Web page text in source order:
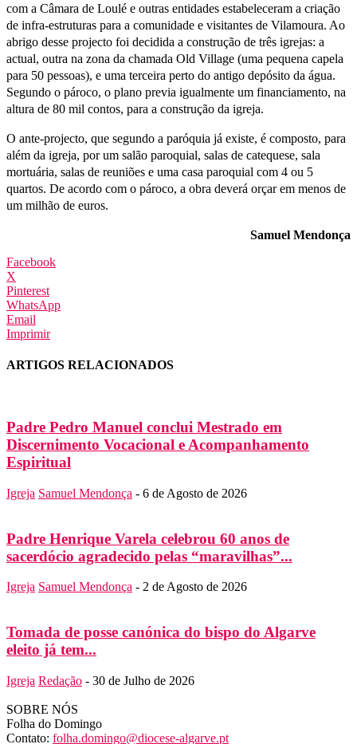
com a Câmara de Loulé e outras entidades estabeleceram a criação
de infra-estruturas para a comunidade e visitantes de Vilamoura. Ao
abrigo desse projecto foi decidida a construção de três igrejas: a
actual, outra na zona da chamada Old Village (uma pequena capela
para 50 pessoas), e uma terceira perto do antigo depósito da água.
Segundo o pároco, o plano previa igualmente um financiamento, na
altura de 80 mil contos, para a construção da igreja.
O ante-projecto, que segundo a paróquia já existe, é composto, para
além da igreja, por um salão paroquial, salas de catequese, sala
mortuária, salas de reuniões e uma casa paroquial com 4 ou 5
quartos. De acordo com o pároco, a obra deverá orçar em menos de
um milhão de euros.
Samuel Mendonça
Facebook
X
Pinterest
WhatsApp
Email
Imprimir
ARTIGOS RELACIONADOS
Padre Pedro Manuel conclui Mestrado em
Discernimento Vocacional e Acompanhamento
Espiritual
Igreja Samuel Mendonça - 6 de Agosto de 2026
Padre Henrique Varela celebrou 60 anos de
sacerdócio agradecido pelas “maravilhas”...
Igreja Samuel Mendonça - 2 de Agosto de 2026
Tomada de posse canónica do bispo do Algarve
eleito já tem...
Igreja Redação - 30 de Julho de 2026
SOBRE NÓS
Folha do Domingo
Contato: folha.domingo@diocese-algarve.pt